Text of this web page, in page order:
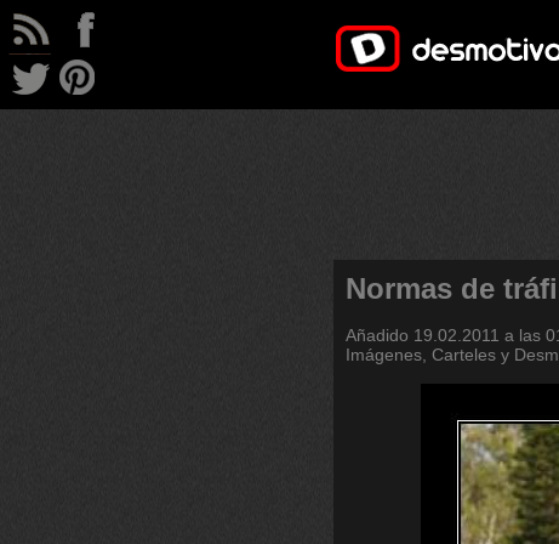
Normas de
Añadido 19.02.2011 a las
Imágenes, Carteles y